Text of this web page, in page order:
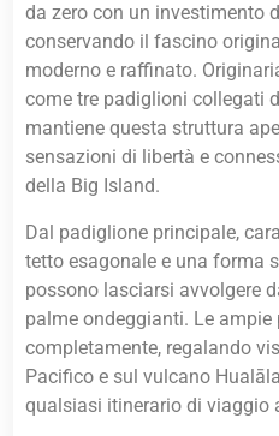
da zero con un investimento
conservando il fascino
moderno e raffinato.
come tre padiglioni collegati
mantiene questa struttura
sensazioni di libertà e
della Big Island.
Dal padiglione principale,
tetto esagonale e una forma
possono lasciarsi avvolgere
palme ondeggianti. Le
completamente, regalando
Pacifico e sul vulcano
qualsiasi itinerario di viaggio